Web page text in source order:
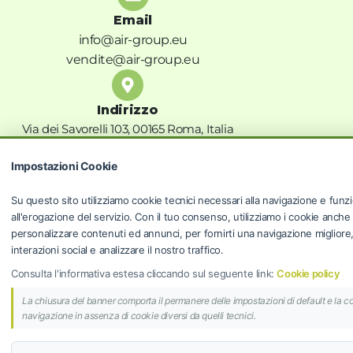
Email
info@air-group.eu
vendite@air-group.eu
Indirizzo
Via dei Savorelli 103, 00165 Roma, Italia
Privacy Policy
Privacy Policy
Cookie Policy
Risoluzioni controversie
Programma fedeltà
AIR GROUP S.R.L.
Impostazioni Cookie
Su questo sito utilizziamo cookie tecnici necessari alla navigazione e
all'erogazione del servizio. Con il tuo consenso, utilizziamo i cookie
personalizzare contenuti ed annunci, per fornirti una navigazione
interazioni social e analizzare il nostro traffico.
Consulta l'informativa estesa cliccando sul seguente link:Cookie policy
La chiusura del banner comporta il permanere delle impostazioni di default e la
navigazione in assenza di cookie diversi da quelli tecnici.